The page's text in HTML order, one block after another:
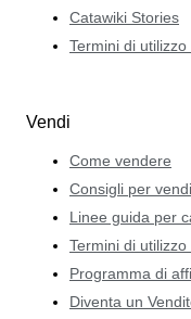
Catawiki Stories
Termini di
Vendi
Come vendere
Consigli per
Linee guida per
Termini di
Programma di
Diventa un